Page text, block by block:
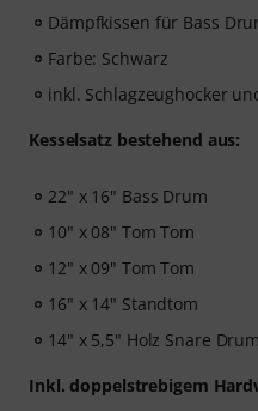
Dämpfkissen für Bass
Farbe: Schwarz
inkl. Schlagzeughocker
Kesselsatz bestehend aus:
22" x 16" Bass Drum
10" x 08" Tom Tom
12" x 09" Tom Tom
16" x 14" Standtom
14" x 5,5" Holz Snare Drum
Inkl. doppelstrebigem